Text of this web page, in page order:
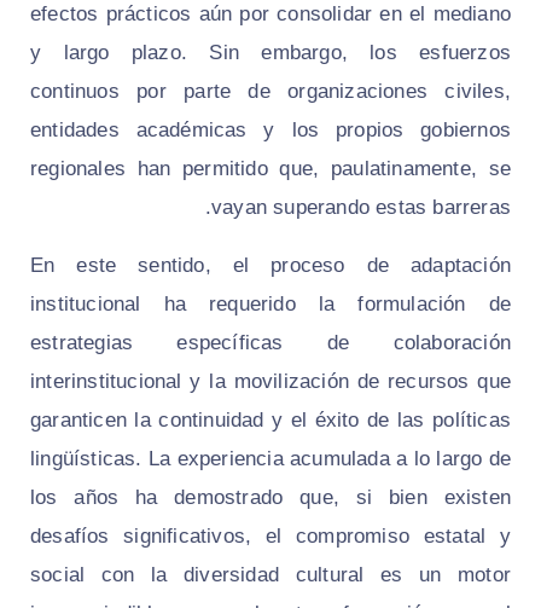
efectos prácticos aún por consolidar en el mediano
y largo plazo. Sin embargo, los esfuerzos
continuos por parte de organizaciones civiles,
entidades académicas y los propios gobiernos
regionales han permitido que, paulatinamente, se
vayan superando estas barreras.
En este sentido, el proceso de adaptación
institucional ha requerido la formulación de
estrategias específicas de colaboración
interinstitucional y la movilización de recursos que
garanticen la continuidad y el éxito de las políticas
lingüísticas. La experiencia acumulada a lo largo de
los años ha demostrado que, si bien existen
desafíos significativos, el compromiso estatal y
social con la diversidad cultural es un motor